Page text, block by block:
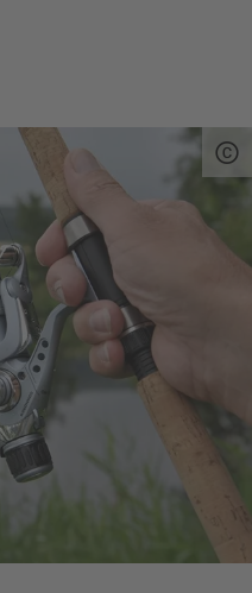
3, 92655
Alte Amberger Str.
Tel. +49 9641 / 2227
Leimbergerstr. 77,
961 / 4828467
Ottostr. 15, 95448
/ 34777099
14, 92237
Tel. +49 152 /
18,00 € ,
€
geändert am 17.04.2026